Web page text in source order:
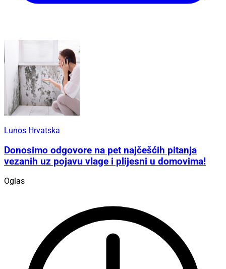
Lunos Hrvatska
Donosimo odgovore na pet najčešćih pitanja
vezanih uz pojavu vlage i plijesni u domovima!
Oglas